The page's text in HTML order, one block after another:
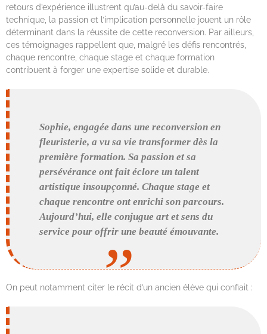
retours d’expérience illustrent qu’au-delà du savoir-faire
technique, la passion et l’implication personnelle jouent un rôle
déterminant dans la réussite de cette reconversion. Par ailleurs,
ces témoignages rappellent que, malgré les défis rencontrés,
chaque rencontre, chaque stage et chaque formation
contribuent à forger une expertise solide et durable.
Sophie, engagée dans une reconversion en
fleuristerie, a vu sa vie transformer dès la
première formation. Sa passion et sa
persévérance ont fait éclore un talent
artistique insoupçonné. Chaque stage et
chaque rencontre ont enrichi son parcours.
Aujourd’hui, elle conjugue art et sens du
service pour offrir une beauté émouvante.
On peut notamment citer le récit d’un ancien élève qui confiait :